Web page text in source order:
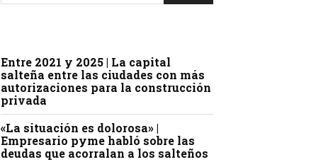
Entre 2021 y 2025 | La capital
salteña entre las ciudades con más
autorizaciones para la construcción
privada
«La situación es dolorosa» |
Empresario pyme habló sobre las
deudas que acorralan a los salteños